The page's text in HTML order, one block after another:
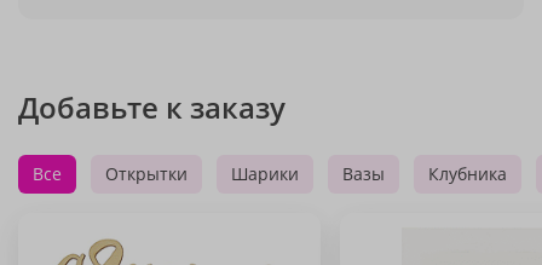
Добавьте к заказу
Все Открытки Шарики Вазы Клубника